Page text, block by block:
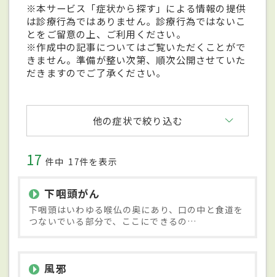
※本サービス「症状から探す」による情報の提供
は診療行為ではありません。診療行為ではないこ
とをご留意の上、ご利用ください。
※作成中の記事についてはご覧いただくことがで
きません。準備が整い次第、順次公開させていた
だきますのでご了承ください。
他の症状で絞り込む
17 件中 17件を表示
下咽頭がん
下咽頭はいわゆる喉仏の奥にあり、口の中と食道を
つないでいる部分で、ここにできるの…
風邪